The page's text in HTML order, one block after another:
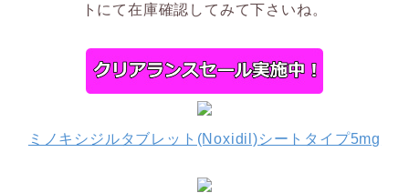
トにて在庫確認してみて下さいね。
ミノキシジルタブレット(Noxidil)シートタイプ5mg